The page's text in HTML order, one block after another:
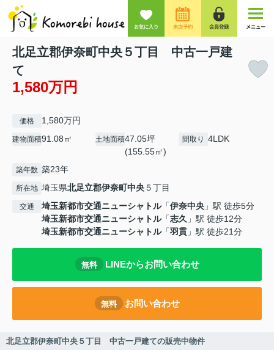
お気に入り 来店予約 会員登録 メニュー
北足立郡伊奈町中央５丁目 中古一戸建
て
1,580万円
価格 1,580万円
建物面積91.08㎡ 土地面積47.05坪
(155.55㎡)
間取り 4LDK
築年数 築23年
所在地 埼玉県北足立郡伊奈町中央５丁目
交通 埼玉新都市交通ニューシャトル「伊奈中央 」駅 徒歩5分
埼玉新都市交通ニューシャトル「志久 」駅 徒歩12分
埼玉新都市交通ニューシャトル「羽貫 」駅 徒歩21分
無料 LINEからお問い合わせ
無料 お問い合わせ
北足立郡伊奈町中央５丁目 中古一戸建ての販売中物件